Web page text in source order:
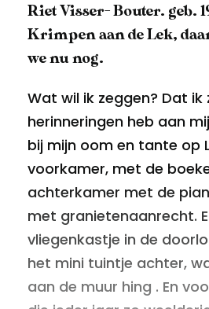
Riet Visser- Bouter. geb.
Krimpen aan de Lek,
we nu nog.
Wat wil ik zeggen? Dat ik
herinneringen heb aan
bij mijn oom en tante op
voorkamer, met de
achterkamer met de
met granietenaanrecht.
vliegenkastje in de
het mini tuintje achter,
aan de muur hing . En